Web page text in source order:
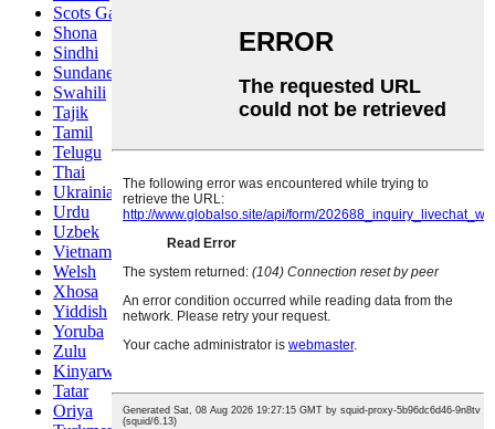
Scots Gaelic
Shona
Sindhi
Sundanese
Swahili
Tajik
Tamil
Telugu
Thai
Ukrainian
Urdu
Uzbek
Vietnamese
Welsh
Xhosa
Yiddish
Yoruba
Zulu
Kinyarwanda
Tatar
Oriya